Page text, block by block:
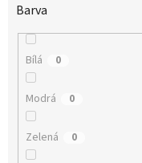
Barva
Bílá 0
Modrá 0
Zelená 0